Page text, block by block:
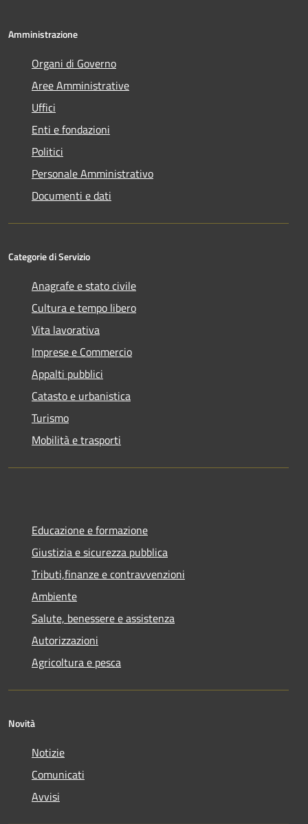
Amministrazione
Organi di Governo
Aree Amministrative
Uffici
Enti e fondazioni
Politici
Personale Amministrativo
Documenti e dati
Categorie di Servizio
Anagrafe e stato civile
Cultura e tempo libero
Vita lavorativa
Imprese e Commercio
Appalti pubblici
Catasto e urbanistica
Turismo
Mobilità e trasporti
Educazione e formazione
Giustizia e sicurezza pubblica
Tributi,finanze e contravvenzioni
Ambiente
Salute, benessere e assistenza
Autorizzazioni
Agricoltura e pesca
Novità
Notizie
Comunicati
Avvisi